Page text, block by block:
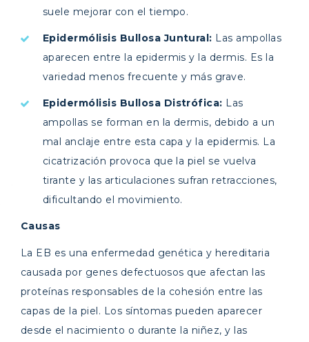
suele mejorar con el tiempo.
Epidermólisis Bullosa Juntural: Las ampollas
aparecen entre la epidermis y la dermis. Es la
variedad menos frecuente y más grave.
Epidermólisis Bullosa Distrófica: Las
ampollas se forman en la dermis, debido a un
mal anclaje entre esta capa y la epidermis. La
cicatrización provoca que la piel se vuelva
tirante y las articulaciones sufran retracciones,
dificultando el movimiento.
Causas
La EB es una enfermedad genética y hereditaria
causada por genes defectuosos que afectan las
proteínas responsables de la cohesión entre las
capas de la piel. Los síntomas pueden aparecer
desde el nacimiento o durante la niñez, y las